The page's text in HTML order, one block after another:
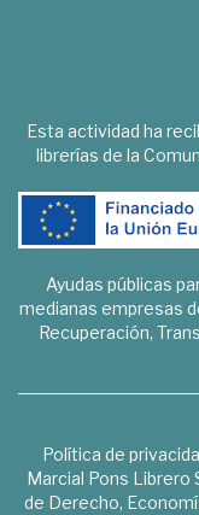
Esta actividad ha
librerías de la
Ayudas públicas
medianas empresas
Recuperación,
Política de
Marcial Pons Librero
de Derecho,